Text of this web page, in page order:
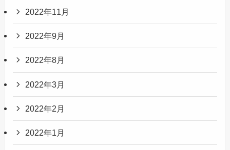
2022年11月
2022年9月
2022年8月
2022年3月
2022年2月
2022年1月